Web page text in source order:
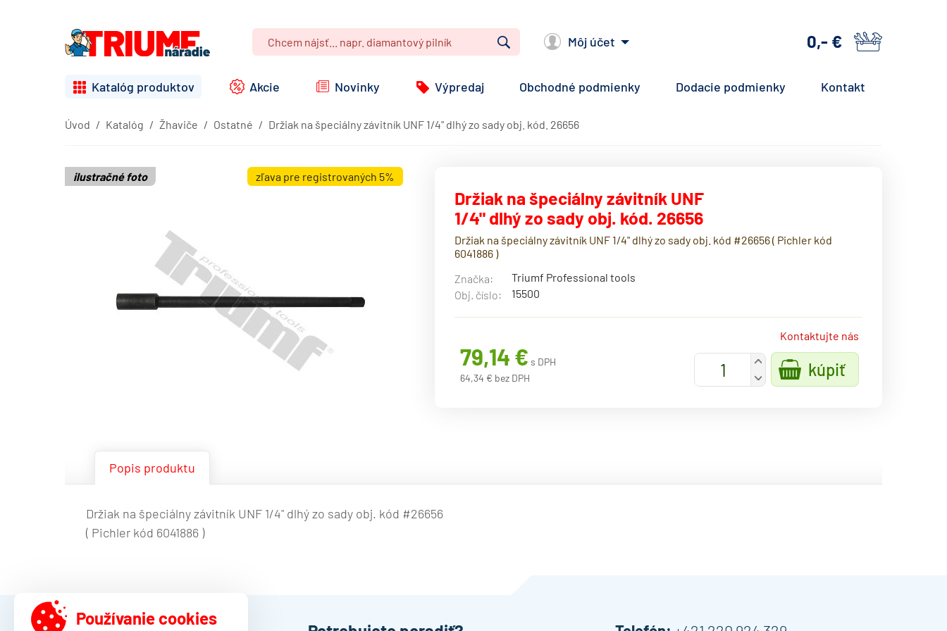
Vyhľadať Môj účet 0,- €
Katalóg produktov Akcie Novinky Výpredaj Obchodné podmienky Dodacie podmienky Kontakt
Úvod Katalóg Žhaviče Ostatné Držiak na špeciálny závitník UNF 1/4" dlhý zo sady obj. kód. 26656
zľava pre registrovaných 5%
ilustračné foto
Držiak na špeciálny závitník UNF
1/4" dlhý zo sady obj. kód. 26656
Držiak na špeciálny závitník UNF 1/4" dlhý zo sady obj. kód #26656 ( Pichler kód
6041886 )
Značka:
Triumf Professional tools
Obj. číslo:
15500
Kontaktujte nás
79,14 € s DPH
64,34 € bez DPH
+
-
kúpiť
Popis produktu
Držiak na špeciálny závitník UNF 1/4" dlhý zo sady obj. kód #26656
( Pichler kód 6041886 )
Používanie cookies